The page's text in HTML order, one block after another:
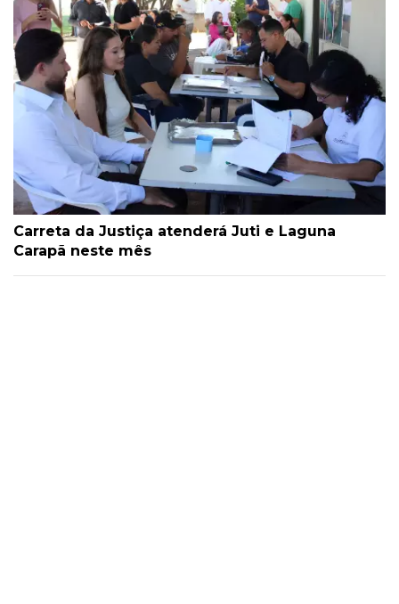
Carreta da Justiça atenderá Juti e Laguna
Carapã neste mês